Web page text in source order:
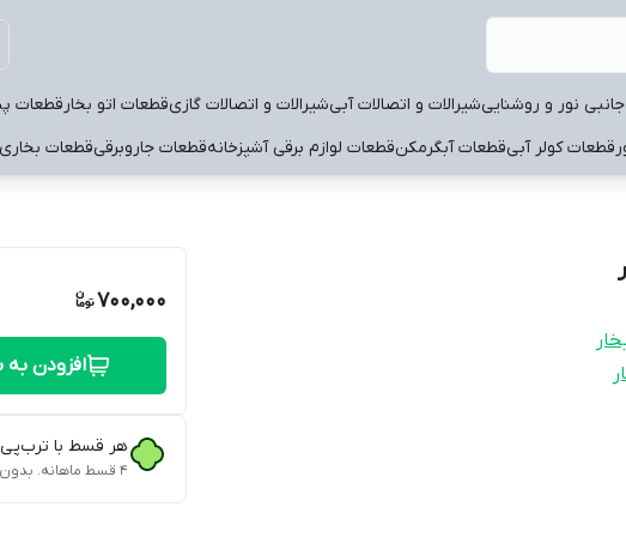
نور و روشناییشیرالات و اتصالات آبیشیرالات و اتصالات گازیقطعات اتو بخارقطعات
قطعات کولر آبیقطعات آبگرمکنقطعات لوازم برقی آشپزخانهقطعات جاروبرقیقطعات
700,000
افزودن
هر قسط با
۴ قسط ماهانه. بدون سود، چک و ضامن.